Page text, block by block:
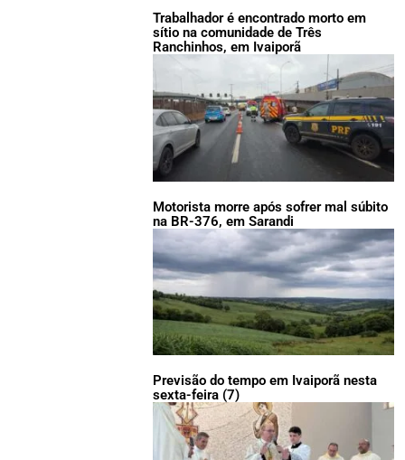
Trabalhador é encontrado morto em
sítio na comunidade de Três
Ranchinhos, em Ivaiporã
Motorista morre após sofrer mal súbito
na BR-376, em Sarandi
Previsão do tempo em Ivaiporã nesta
sexta-feira (7)